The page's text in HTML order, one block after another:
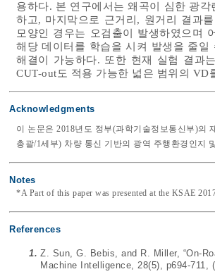
용하다. 본 연구에서는 왜곡이 심한 광
하고, 마지막으로 근거리, 원거리 결과
모양인 경우는 오검출이 발생하였으며
해당 데이터를 학습을 시켜 발생을 줄
해결이 가능하다. 또한 현재 실험 결과
CUT-out도 적용 가능한 넓은 범위의 VD
Acknowledgments
이 논문은 2018년도 정부(과학기술정보통신부)의
총괄/1세부) 차량 통신 기반의 광역 주행환경인지
Notes
*A Part of this paper was presented at the KSAE
References
1. Z. Sun, G. Bebis, and R. Miller, “On-
Machine Intelligence, 28(5), p694-711,